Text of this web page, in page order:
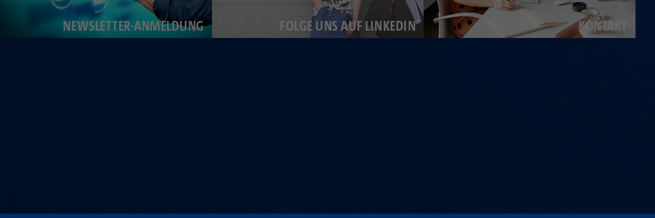
NEWSLETTER-ANMELDUNG FOLGE UNS AUF LINKEDIN KONTAKT